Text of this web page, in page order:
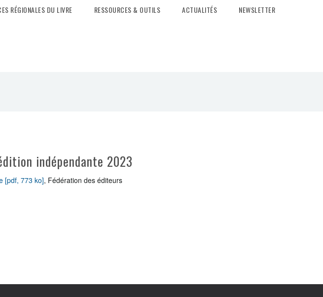
RÉGIONALES DU LIVRE RESSOURCES & OUTILS ACTUALITÉS NEWSLETTER
indépendante 2023
[pdf, 773 ko], Fédération des éditeurs